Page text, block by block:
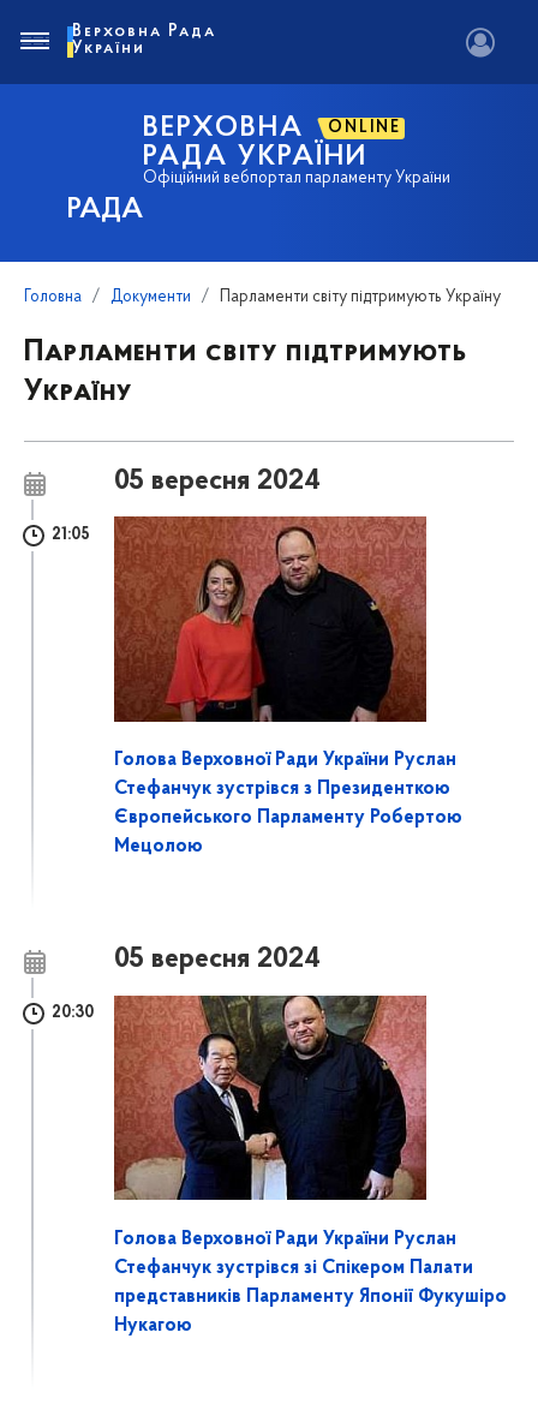
РАДА
ВЕРХОВНА ONLINE
РАДА УКРАЇНИ
Офіційний вебпортал парламенту України
Верховна Рада
України
Головна Документи Парламенти світу підтримують Україну
Парламенти світу підтримують
Україну
05 вересня 2024
21:05
Голова Верховної Ради України Руслан
Стефанчук зустрівся з Президенткою
Європейського Парламенту Робертою
Мецолою
05 вересня 2024
20:30
Голова Верховної Ради України Руслан
Стефанчук зустрівся зі Спікером Палати
представників Парламенту Японії Фукушіро
Нукагою